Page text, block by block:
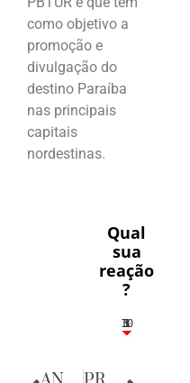
como objetivo a
promoção e
divulgação do
destino Paraíba
nas principais
capitais
nordestinas.
Qual
sua
reação
?
5
1
1
3
10